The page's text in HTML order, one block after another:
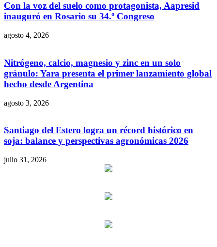
Con la voz del suelo como protagonista, Aapresid
inauguró en Rosario su 34.º Congreso
agosto 4, 2026
Nitrógeno, calcio, magnesio y zinc en un solo
gránulo: Yara presenta el primer lanzamiento global
hecho desde Argentina
agosto 3, 2026
Santiago del Estero logra un récord histórico en
soja: balance y perspectivas agronómicas 2026
julio 31, 2026